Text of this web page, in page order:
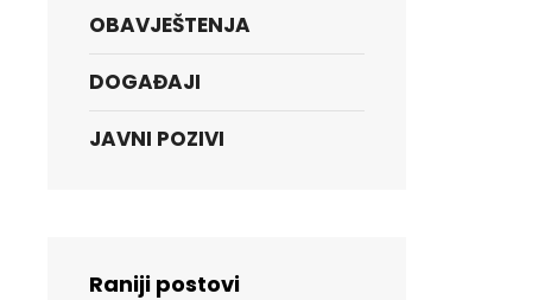
OBAVJEŠTENJA
DOGAĐAJI
JAVNI POZIVI
Raniji postovi